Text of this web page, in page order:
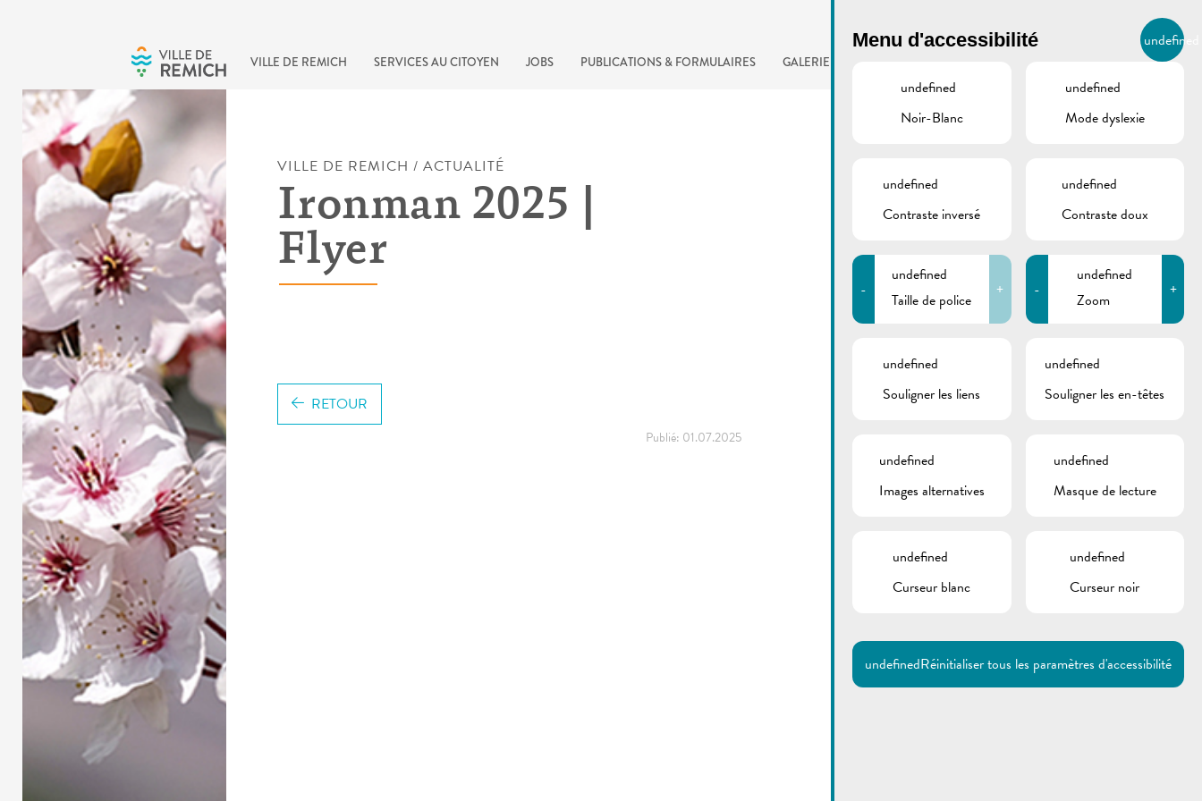
VILLE DE REMICH SERVICES AU CITOYEN JOBS PUBLICATIONS & FORMULAIRES GALERIE FR
BIERGER.REMICH.LU
Utilisez la recherche pour
Comme par exemple des contacts, des
informations ou de documents.
VILLE DE REMICH / ACTUALITÉ
Ironman 2025 |
Flyer
Publié: 01.07.2025
RETOUR
Menu d'accessibilité undefined
undefined
Noir-Blanc
undefined
Mode dyslexie
undefined
Contraste inversé
undefined
Contraste doux
-
undefined
Taille de police
+ -
undefined
Zoom
+
undefined
Souligner les liens
undefined
Souligner les en-têtes
undefined
Images alternatives
undefined
Masque de lecture
undefined
Curseur blanc
undefined
Curseur noir
undefinedRéinitialiser tous les paramètres d'accessibilité